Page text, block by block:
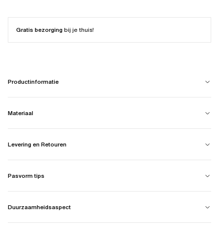
Gratis bezorgingbij je thuis!
Productinformatie
Materiaal
Levering en Retouren
Pasvorm tips
Duurzaamheidsaspect